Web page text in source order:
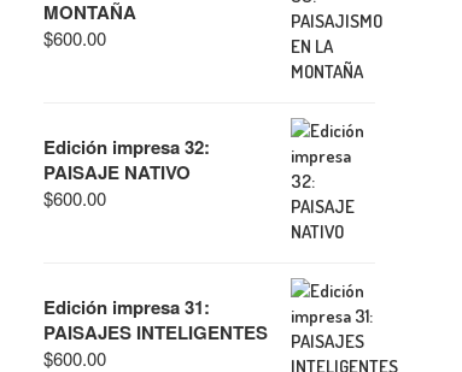
MONTAÑA
$600.00
Edición impresa 32:
PAISAJE NATIVO
$600.00
Edición impresa 31:
PAISAJES INTELIGENTES
$600.00